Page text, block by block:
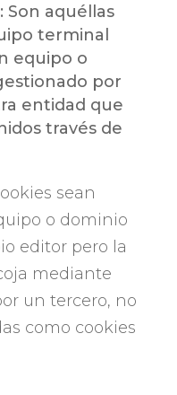
: Son aquéllas
terminal
equipo o
por
entidad que
través de
sean
o dominio
editor pero la
mediante
un tercero, no
como cookies